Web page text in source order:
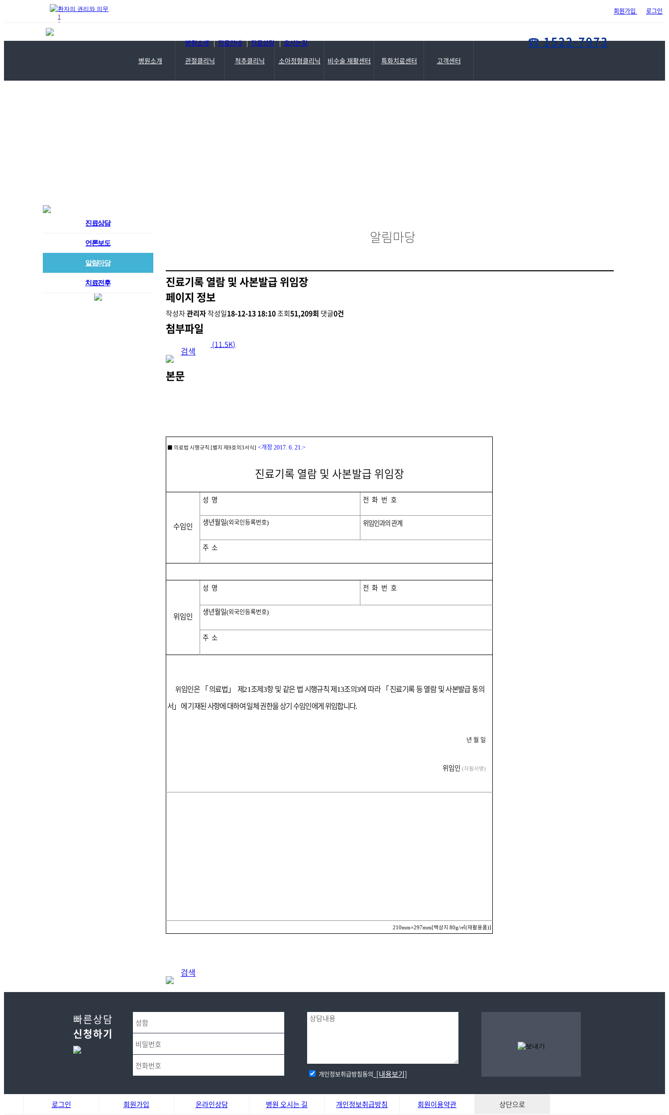
진료기록 열람 및 사본발급 ..
1
2
4
회원가입 로그인
☎ 1522-7973
병원소개 | 진료안내 | 진료상담 | 오시는길
병원소개
관절클리닉 척추클리닉 소아정형클리닉 비수술 재활센터 특화치료센터 고객센터
진료상담
언론보도
알림마당
치료전후
알림마당
진료기록 열람 및 사본발급 위임장
페이지 정보
작성자관리자 작성일18-12-13 18:10 조회51,209회 댓글0건
첨부파일
(11.5K)
검색
본문
■ 의료법 시행규칙 [별지 제9호의3서식] <개정 2017. 6. 21.>
진료기록 열람 및 사본발급 위임장
수임인
성명 전화번호
생년월일(외국인등록번호) 위임인과의 관계
주소
위임인
성명 전화번호
생년월일(외국인등록번호)
주소
위임인은 「의료법」 제21조제3항 및 같은 법 시행규칙 제13조의3에 따라 「진료기록 등 열람 및 사본발급 동의
서」 에 기재된 사항에 대하여 일체 권한을 상기 수임인에게 위임합니다.
년 월 일
위임인(자필서명)
210mm×297mm[백상지80g/㎡(재활용품)]
검색
빠른상담
신청하기
개인정보취급방침동의 [내용보기]
로그인 회원가입 온라인상담 병원 오시는 길 개인정보취급방침 회원이용약관 상단으로